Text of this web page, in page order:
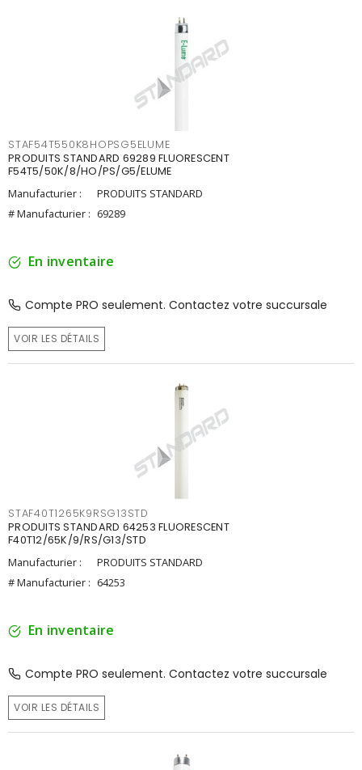
STAF54T550K8HOPSG5ELUME
PRODUITS STANDARD 69289 FLUORESCENT
F54T5/50K/8/HO/PS/G5/ELUME
Manufacturier :
PRODUITS STANDARD
# Manufacturier : 69289
En inventaire
Compte PRO seulement. Contactez votre succursale
VOIR LES DÉTAILS
STAF40T1265K9RSG13STD
PRODUITS STANDARD 64253 FLUORESCENT
F40T12/65K/9/RS/G13/STD
Manufacturier :
PRODUITS STANDARD
# Manufacturier : 64253
En inventaire
Compte PRO seulement. Contactez votre succursale
VOIR LES DÉTAILS